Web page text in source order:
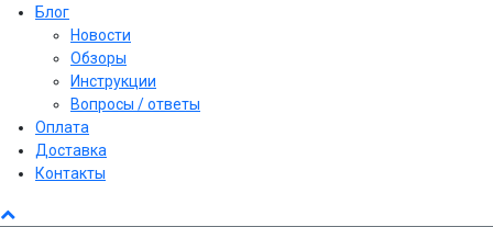
Блог
Новости
Обзоры
Инструкции
Вопросы / ответы
Оплата
Доставка
Контакты